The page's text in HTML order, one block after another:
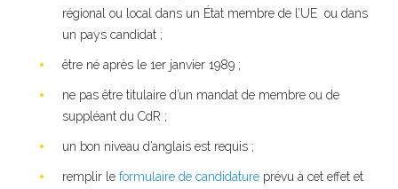
régional ou local dans un État membre de l’UE ou dans
un pays candidat ;
être né après le 1er janvier 1989 ;
ne pas être titulaire d’un mandat de membre ou de
suppléant du CdR ;
un bon niveau d’anglais est requis ;
remplir le formulaire de candidature prévu à cet effet et